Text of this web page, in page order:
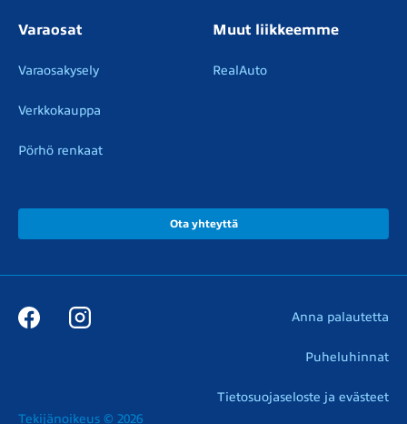
Varaosat
Varaosakysely
Verkkokauppa
Pörhö renkaat
Muut liikkeemme
RealAuto
Ota yhteyttä
Tekijänoikeus © 2026
Anna palautetta
Puheluhinnat
Tietosuojaseloste ja evästeet